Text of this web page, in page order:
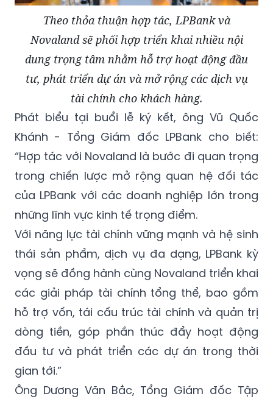
Theo thỏa thuận hợp tác, LPBank và
Novaland sẽ phối hợp triển khai nhiều nội
dung trọng tâm nhằm hỗ trợ hoạt động đầu
tư, phát triển dự án và mở rộng các dịch vụ
tài chính cho khách hàng.
Phát biểu tại buổi lễ ký kết, ông Vũ Quốc
Khánh - Tổng Giám đốc LPBank cho biết:
“Hợp tác với Novaland là bước đi quan trọng
trong chiến lược mở rộng quan hệ đối tác
của LPBank với các doanh nghiệp lớn trong
những lĩnh vực kinh tế trọng điểm.
Với năng lực tài chính vững mạnh và hệ sinh
thái sản phẩm, dịch vụ đa dạng, LPBank kỳ
vọng sẽ đồng hành cùng Novaland triển khai
các giải pháp tài chính tổng thể, bao gồm
hỗ trợ vốn, tái cấu trúc tài chính và quản trị
dòng tiền, góp phần thúc đẩy hoạt động
đầu tư và phát triển các dự án trong thời
gian tới.”
Ông Dương Văn Bắc, Tổng Giám đốc Tập